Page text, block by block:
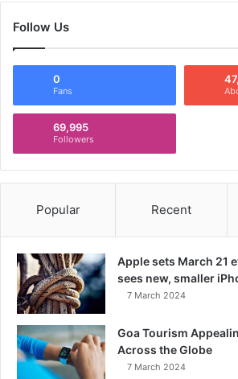
Follow Us
0
Fans
69,995
Followers
Popular Recent
Apple sets March 21
sees new, smaller
7 March 2024
Goa Tourism
Across the Globe
7 March 2024